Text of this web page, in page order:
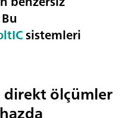
sistemleri
direkt ölçümler